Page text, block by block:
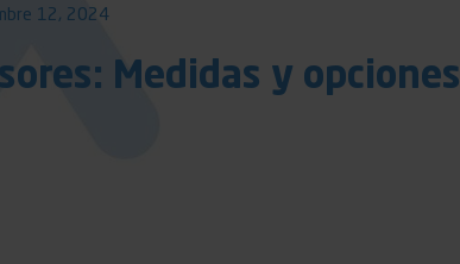
12, 2024
Medidas y opciones